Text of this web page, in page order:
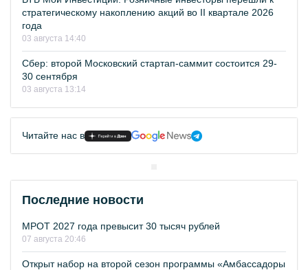
стратегическому накоплению акций во II квартале 2026
года
03 августа 14:40
Сбер: второй Московский стартап-саммит состоится 29-
30 сентября
03 августа 13:14
Читайте нас в
Последние новости
МРОТ 2027 года превысит 30 тысяч рублей
07 августа 20:46
Открыт набор на второй сезон программы «Амбассадоры